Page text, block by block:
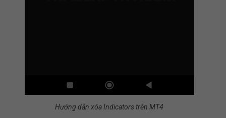
Hướng dẫn xóa Indicators trên MT4